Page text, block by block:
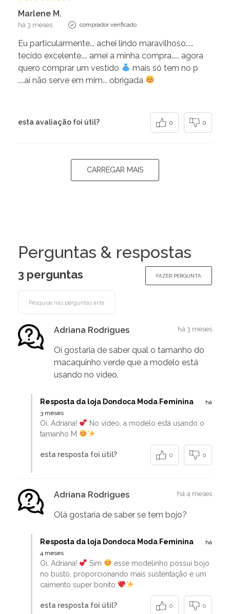
Marlene M.
há 3 meses comprador verificado
Eu particularmente... achei lindo maravilhoso.....
tecido excelente.... amei a minha compra..... agora
quero comprar um vestido
mais só tem no p
....aí não serve em mim... obrigada
esta avaliação foi útil? 0 0
CARREGAR MAIS
Perguntas & respostas
3 perguntas FAZER PERGUNTA
Adriana Rodrigues há 3 meses
Oi gostaria de saber qual o tamanho do
macaquinho verde que a modelo está
usando no vídeo.
Resposta da loja Dondoca Moda Feminina
há
3 meses
Oi, Adriana!
No vídeo, a modelo está usando o
tamanho M
esta resposta foi útil? 0 0
Adriana Rodrigues há 4 meses
Olá gostaria de saber se tem bojo?
Resposta da loja Dondoca Moda Feminina
há
4 meses
Oi, Adriana! Sim
esse modelinho possui bojo
no busto, proporcionando mais sustentação e um
caimento super bonito
esta resposta foi útil? 0 0